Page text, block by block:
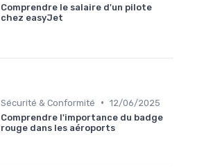
Comprendre le salaire d'un pilote
chez easyJet
Sécurité & Conformité • 12/06/2025
Comprendre l'importance du badge
rouge dans les aéroports